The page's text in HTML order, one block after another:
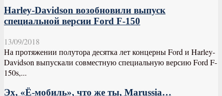
Harley-Davidson возобновили выпуск
специальной версии Ford F-150
13/09/2018
На протяжении полутора десятка лет концерны Ford и Harley-
Davidson выпускали совместную специальную версию Ford F-
150s,...
Эх, «Ё-мобиль», что же ты, Marussia…